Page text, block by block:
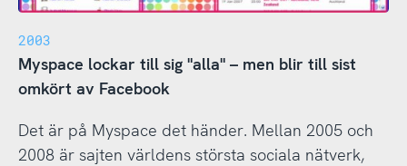
2003
Myspace lockar till sig "alla" – men blir till sist
omkört av Facebook
Det är på Myspace det händer. Mellan 2005 och
2008 är sajten världens största sociala nätverk,